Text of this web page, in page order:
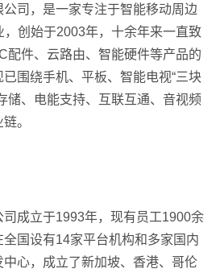
司，是一家专注于智能移动周边
，创始于2003年，十余年来一直致
配件、云路由、智能硬件等产品的
围绕手机、平板、智能电视“三块
储、电能支持、互联互通、音视频
。
成立于1993年，现有员工1900余
国设有14家平台机构和多家国内
心，成立了新加坡、香港、哥伦